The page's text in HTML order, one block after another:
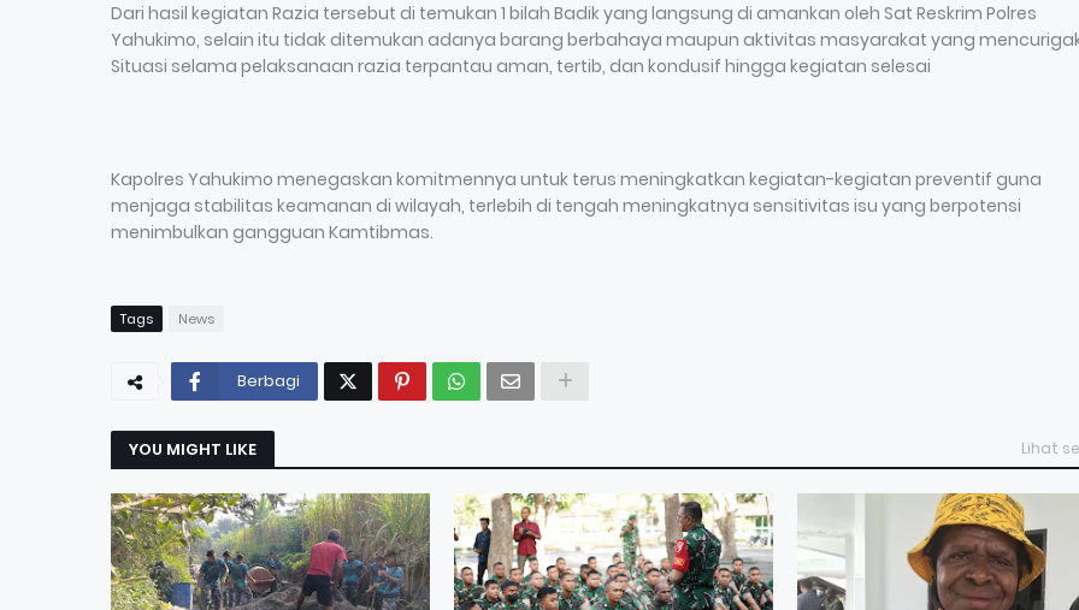
Dari hasil kegiatan Razia tersebut di temukan 1 bilah Badik yang langsung di amankan oleh Sat Reskrim Polres
Yahukimo, selain itu tidak ditemukan adanya barang berbahaya maupun aktivitas masyarakat yang
Situasi selama pelaksanaan razia terpantau aman, tertib, dan kondusif hingga kegiatan selesai
Kapolres Yahukimo menegaskan komitmennya untuk terus meningkatkan kegiatan-kegiatan preventif guna
menjaga stabilitas keamanan di wilayah, terlebih di tengah meningkatnya sensitivitas isu yang berpotensi
menimbulkan gangguan Kamtibmas.
Tags News
Berbagi
YOU MIGHT LIKE Lihat